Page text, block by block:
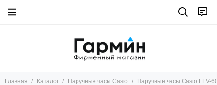
Главная Каталог Наручные часы Casio Наручные часы Casio EFV-